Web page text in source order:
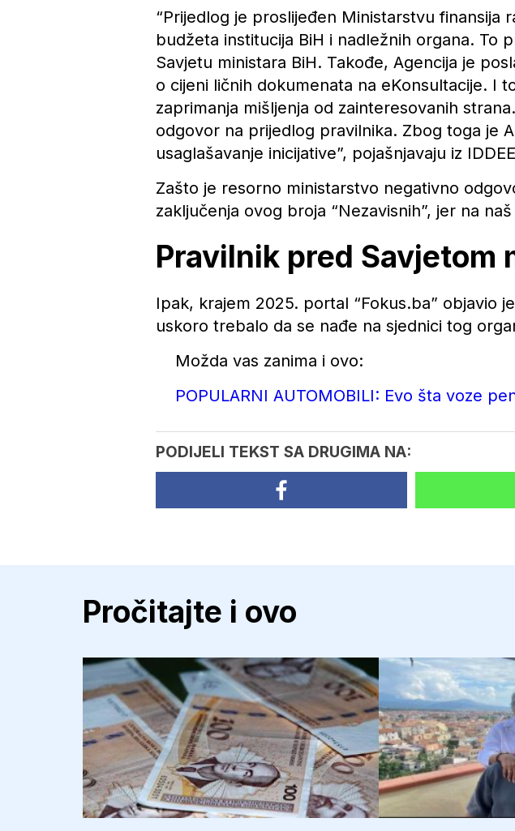
“Prijedlog je proslijeđen Ministarstvu finansija
budžeta institucija BiH i nadležnih organa. To
Savjetu ministara BiH. Takođe, Agencija je
o cijeni ličnih dokumenata na eKonsultacije. I
zaprimanja mišljenja od zainteresovanih
odgovor na prijedlog pravilnika. Zbog toga je
usaglašavanje inicijative”, pojašnjavaju iz
Zašto je resorno ministarstvo negativno
zaključenja ovog broja “Nezavisnih”, jer na
Pravilnik pred Savjetom
Ipak, krajem 2025. portal “Fokus.ba” objavio
uskoro trebalo da se nađe na sjednici tog
Možda vas zanima i ovo:
POPULARNI AUTOMOBILI: Evo šta voze
PODIJELI TEKST SA DRUGIMA NA:
Pročitajte i ovo